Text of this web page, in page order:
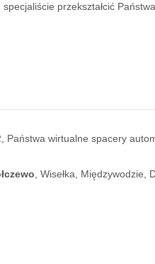
przekształcić Państwa
Państwa wirtualne spacery
, Wisełka, Międzywodzie,